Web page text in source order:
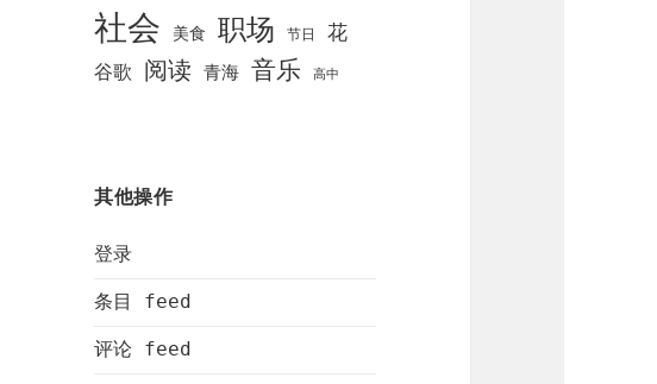
社会 美食 职场 节日
花
谷歌
阅读 青海 音乐 高中
其他操作
登录
条目 feed
评论 feed